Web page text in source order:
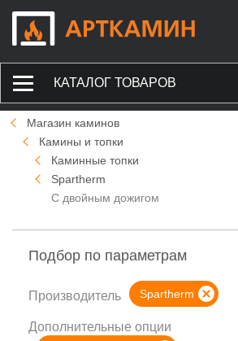
КАТАЛОГ ТОВАРОВ
Магазин каминов
Камины и топки
Каминные топки
Spartherm
С двойным дожигом
Подбор по параметрам
Производитель Spartherm
Дополнительные опции